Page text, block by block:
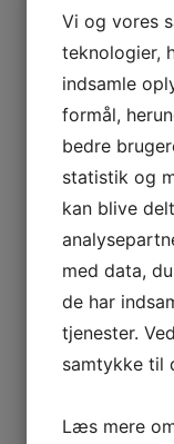
Vi og vores
teknologier,
indsamle
formål,
bedre
statistik og
kan blive
med data,
de har
tjenester.
samtykke til
Læs mere